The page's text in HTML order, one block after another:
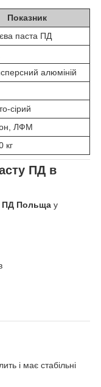
Показник
паста ПД
алюміній
сірий
ЛФМ
кг
ПД в
ПД Польща у
і має стабільні